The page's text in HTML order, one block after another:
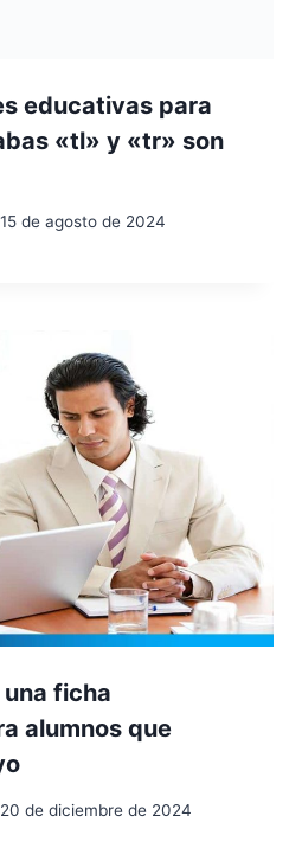
educativas para
«tl» y «tr» son
15 de agosto de 2024
ficha
alumnos que
20 de diciembre de 2024